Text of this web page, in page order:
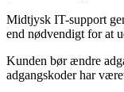
Midtjysk IT-support
end nødvendigt for at
Kunden bør ændre
adgangskoder har